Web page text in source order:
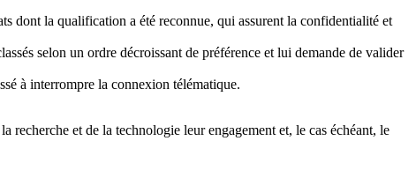
dont la qualification a été reconnue, qui assurent la confidentialité et
selon un ordre décroissant de préférence et lui demande de valider
à interrompre la connexion télématique.
et de la technologie leur engagement et, le cas échéant, le